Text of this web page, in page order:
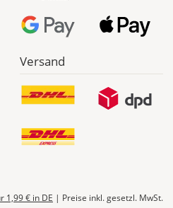
Versand
1,99 € in DE | Preise inkl. gesetzl. MwSt.